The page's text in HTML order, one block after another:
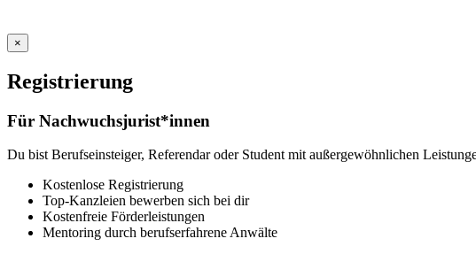
×
Registrierung
Für Nachwuchsjurist*innen
Du bist Berufseinsteiger, Referendar oder Student mit außergewöhnlichen
Kostenlose Registrierung
Top-Kanzleien bewerben sich bei dir
Kostenfreie Förderleistungen
Mentoring durch berufserfahrene Anwälte